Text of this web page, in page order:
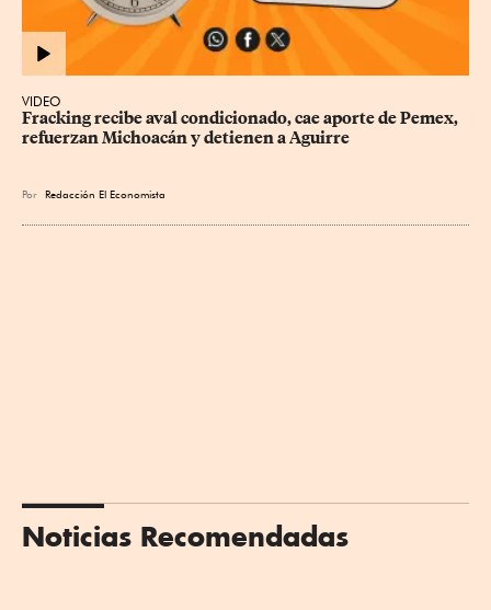
VIDEO
Fracking recibe aval condicionado, cae aporte de Pemex,
refuerzan Michoacán y detienen a Aguirre
Por Redacción El Economista
Noticias Recomendadas